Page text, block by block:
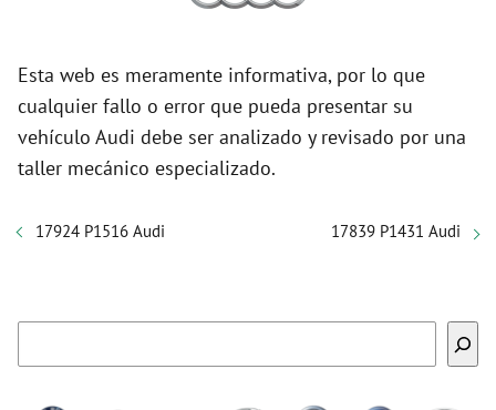
Esta web es meramente informativa, por lo que
cualquier fallo o error que pueda presentar su
vehículo Audi debe ser analizado y revisado por una
taller mecánico especializado.
17924 P1516 Audi 17839 P1431 Audi